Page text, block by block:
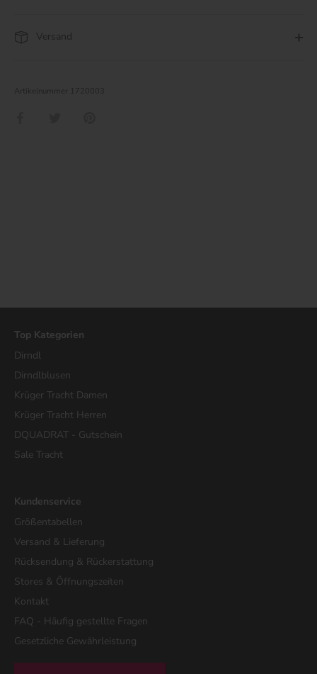
Versand
1720003
Top Kategorien
Dirndl
Dirndlblusen
Krüger Tracht Damen
Krüger Tracht Herren
DQUADRAT - Gutschein
Sale Tracht
Kundenservice
Größentabellen
Versand & Lieferung
Rücksendung & Rückerstattung
Stores & Öffnungszeiten
Kontakt
FAQ - Häufig gestellte Fragen
Gesetzliche Gewährleistung